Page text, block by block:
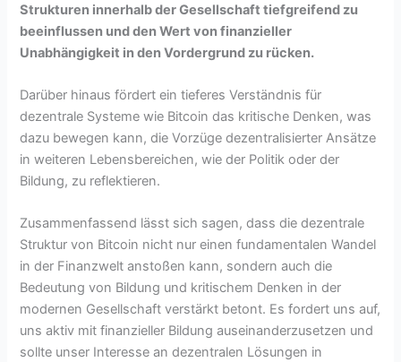
Strukturen innerhalb der Gesellschaft tiefgreifend zu
beeinflussen und den Wert von finanzieller
Unabhängigkeit in den Vordergrund zu rücken.
Darüber hinaus fördert ein tieferes Verständnis für
dezentrale Systeme wie Bitcoin das kritische Denken, was
dazu bewegen kann, die Vorzüge dezentralisierter Ansätze
in weiteren Lebensbereichen, wie der Politik oder der
Bildung, zu reflektieren.
Zusammenfassend lässt sich sagen, dass die dezentrale
Struktur von Bitcoin nicht nur einen fundamentalen Wandel
in der Finanzwelt anstoßen kann, sondern auch die
Bedeutung von Bildung und kritischem Denken in der
modernen Gesellschaft verstärkt betont. Es fordert uns auf,
uns aktiv mit finanzieller Bildung auseinanderzusetzen und
sollte unser Interesse an dezentralen Lösungen in